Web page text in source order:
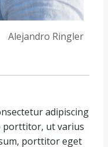
Alejandro Ringler
adipiscing
porttitor, ut varius
porttitor eget